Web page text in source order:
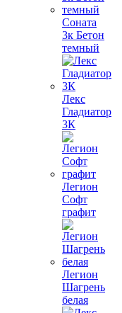
Соната
3к Бетон
темный
Лекс
Гладиатор
3К
Легион
Софт
графит
Легион
Шагрень
белая